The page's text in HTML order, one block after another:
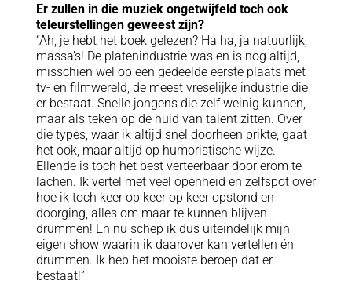
Er zullen in die muziek ongetwijfeld toch ook
teleurstellingen geweest zijn?
“Ah, je hebt het boek gelezen? Ha ha, ja natuurlijk,
massa’s! De platenindustrie was en is nog altijd,
misschien wel op een gedeelde eerste plaats met
tv- en filmwereld, de meest vreselijke industrie die
er bestaat. Snelle jongens die zelf weinig kunnen,
maar als teken op de huid van talent zitten. Over
die types, waar ik altijd snel doorheen prikte, gaat
het ook, maar altijd op humoristische wijze.
Ellende is toch het best verteerbaar door erom te
lachen. Ik vertel met veel openheid en zelfspot over
hoe ik toch keer op keer op keer opstond en
doorging, alles om maar te kunnen blijven
drummen! En nu schep ik dus uiteindelijk mijn
eigen show waarin ik daarover kan vertellen én
drummen. Ik heb het mooiste beroep dat er
bestaat!”